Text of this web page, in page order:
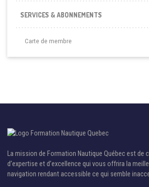
SERVICES & ABONNEMENTS
Carte de membre
La mission de Formation Nautique Québec est de
d’expertise et d’excellence qui vous offrira la
navigation rendant accessible ce qui semble